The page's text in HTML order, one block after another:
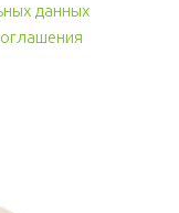
данных